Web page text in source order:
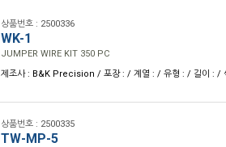
상품번호 : 2500336
WK-1
JUMPER WIRE KIT 350 PC
제조사 : B&K Precision / 포장 : / 계열 : / 유형 : / 길이 : /
상품번호 : 2500335
TW-MP-5